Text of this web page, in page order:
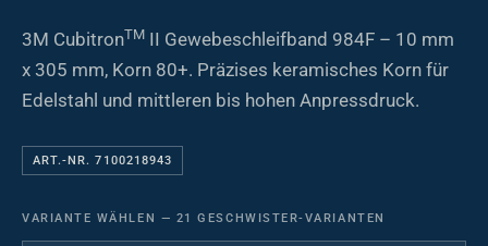
3M CubitronTM II Gewebeschleifband 984F – 10 mm
x 305 mm, Korn 80+. Präzises keramisches Korn für
Edelstahl und mittleren bis hohen Anpressdruck.
ART.-NR. 7100218943
VARIANTE WÄHLEN — 21 GESCHWISTER-VARIANTEN